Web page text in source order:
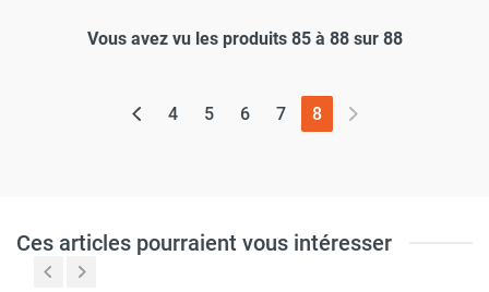
Vous avez vu les produits 85 à 88 sur 88
4 5 6 7 8(page actuelle)
Ces articles pourraient vous intéresser